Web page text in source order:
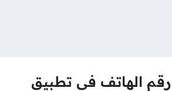
رقم الهاتف في تطبيق